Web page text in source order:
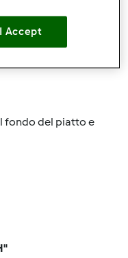
(3 per lato) in
fondo del piatto e
I Accept